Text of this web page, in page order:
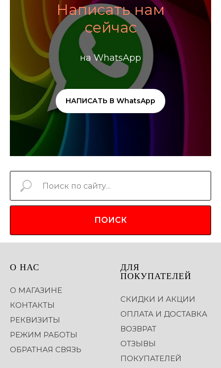
Написать нам
сейчас
на WhatsApp
НАПИСАТЬ В WhatsApp
ПОИСК
О НАС
О МАГАЗИНЕ
КОНТАКТЫ
РЕКВИЗИТЫ
РЕЖИМ РАБОТЫ
ОБРАТНАЯ СВЯЗЬ
ДЛЯ
ПОКУПАТЕЛЕЙ
СКИДКИ И АКЦИИ
ОПЛАТА И ДОСТАВКА
ВОЗВРАТ
ОТЗЫВЫ
ПОКУПАТЕЛЕЙ